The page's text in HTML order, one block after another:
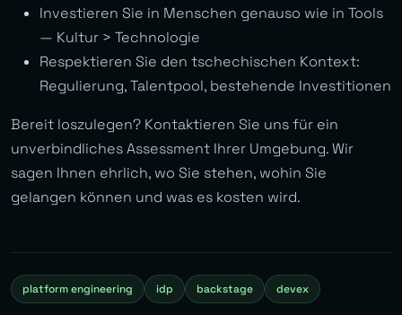
Investieren Sie in Menschen genauso wie in Tools
— Kultur > Technologie
Respektieren Sie den tschechischen Kontext:
Regulierung, Talentpool, bestehende Investitionen
Bereit loszulegen? Kontaktieren Sie uns für ein
unverbindliches Assessment Ihrer Umgebung. Wir
sagen Ihnen ehrlich, wo Sie stehen, wohin Sie
gelangen können und was es kosten wird.
platform engineering idp backstage devex